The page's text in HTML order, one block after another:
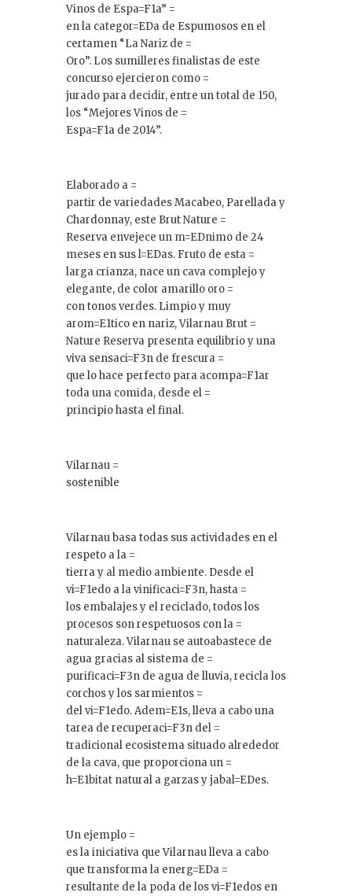
Vinos de Espa=F1a” =
en la categor=EDa de Espumosos en el
certamen “La Nariz de =
Oro”. Los sumilleres finalistas de este
concurso ejercieron como =
jurado para decidir, entre un total de 150,
los “Mejores Vinos de =
Espa=F1a de 2014”.
Elaborado a =
partir de variedades Macabeo, Parellada y
Chardonnay, este Brut Nature =
Reserva envejece un m=EDnimo de 24
meses en sus l=EDas. Fruto de esta =
larga crianza, nace un cava complejo y
elegante, de color amarillo oro =
con tonos verdes. Limpio y muy
arom=E1tico en nariz, Vilarnau Brut =
Nature Reserva presenta equilibrio y una
viva sensaci=F3n de frescura =
que lo hace perfecto para acompa=F1ar
toda una comida, desde el =
principio hasta el final.
Vilarnau =
sostenible
Vilarnau basa todas sus actividades en el
respeto a la =
tierra y al medio ambiente. Desde el
vi=F1edo a la vinificaci=F3n, hasta =
los embalajes y el reciclado, todos los
procesos son respetuosos con la =
naturaleza. Vilarnau se autoabastece de
agua gracias al sistema de =
purificaci=F3n de agua de lluvia, recicla los
corchos y los sarmientos =
del vi=F1edo. Adem=E1s, lleva a cabo una
tarea de recuperaci=F3n del =
tradicional ecosistema situado alrededor
de la cava, que proporciona un =
h=E1bitat natural a garzas y jabal=EDes.
Un ejemplo =
es la iniciativa que Vilarnau lleva a cabo
que transforma la energ=EDa =
resultante de la poda de los vi=F1edos en